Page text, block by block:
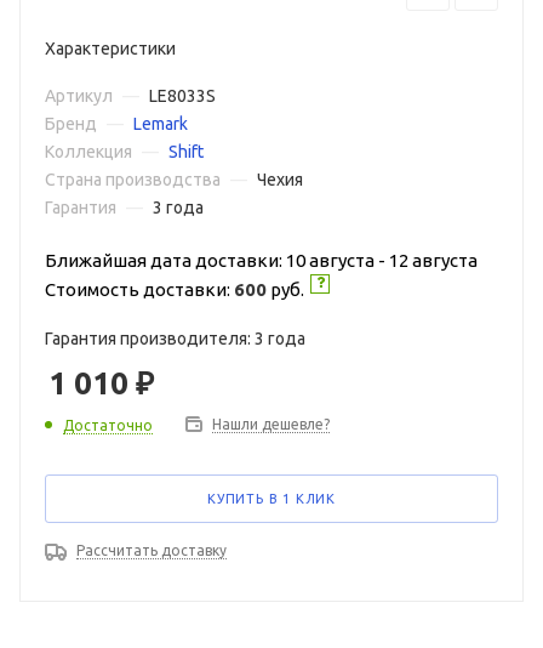
Характеристики
Артикул
LE8033S
Бренд
Lemark
Коллекция
Shift
Страна производства
Чехия
Гарантия
3 года
Ближайшая дата доставки: 10 августа - 12 августа
Стоимость доставки: 600 руб.
Гарантия производителя: 3 года
1 010 ₽
Достаточно Нашли дешевле?
КУПИТЬ В 1 КЛИК
Рассчитать доставку